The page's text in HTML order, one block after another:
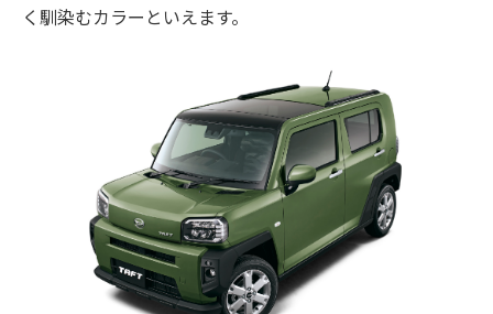
く馴染むカラーといえます。